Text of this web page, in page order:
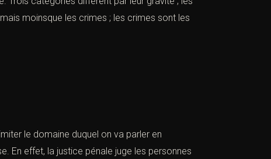
moinsque les crimes ; les crimes sont les
le domaine duquel on va parler en
En effet, la justice pénale juge les personnes